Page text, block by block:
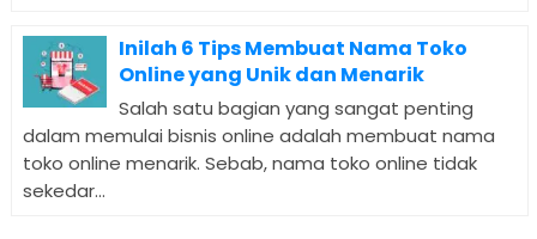
Inilah 6 Tips Membuat Nama Toko
Online yang Unik dan Menarik
Salah satu bagian yang sangat penting
dalam memulai bisnis online adalah membuat nama
toko online menarik. Sebab, nama toko online tidak
sekedar...